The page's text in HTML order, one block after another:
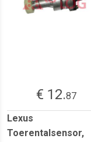
€ 12.87
Lexus
Toerentalsensor,